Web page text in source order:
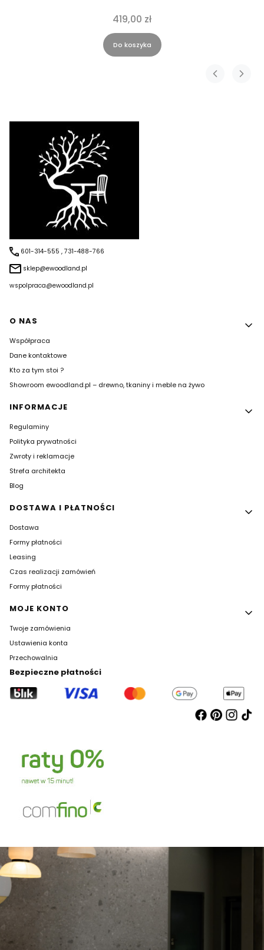
419,00 zł
Do koszyka
601-314-555 , 731-488-766
sklep@ewoodland.pl
wspolpraca@ewoodland.pl
Linki w stopce
O NAS
Współpraca
Dane kontaktowe
Kto za tym stoi ?
Showroom ewoodland.pl – drewno, tkaniny i meble na żywo
INFORMACJE
Regulaminy
Polityka prywatności
Zwroty i reklamacje
Strefa architekta
Blog
DOSTAWA I PŁATNOŚCI
Dostawa
Formy płatności
Leasing
Czas realizacji zamówień
Formy płatności
MOJE KONTO
Twoje zamówienia
Ustawienia konta
Przechowalnia
Bezpieczne płatności